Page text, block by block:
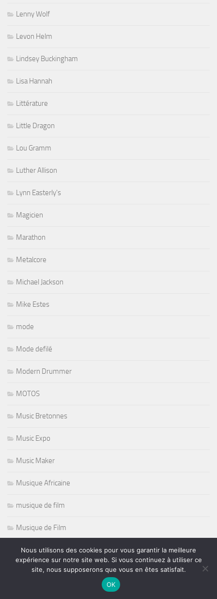
Lenny Wolf
Levon Helm
Lindsey Buckingham
Lisa Hannah
Littérature
Little Dragon
Lou Gramm
Luther Allison
Lynn Easterly's
Magicien
Marathon
Metalcore
Michael Jackson
Mike Estes
mode
Mode defilé
Modern Drummer
MOTOS
Music Bretonnes
Music Expo
Music Maker
Musique Africaine
musique de film
Musique de Film
Musique Electronique
Nashille Scene
Nous utilisons des cookies pour vous garantir la meilleure
expérience sur notre site web. Si vous continuez à utiliser ce
site, nous supposerons que vous en êtes satisfait.
OK